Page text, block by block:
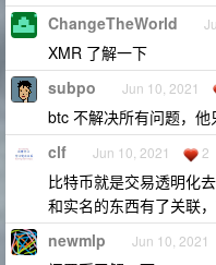
ChangeTheWorld
XMR 了解一下
subpo Jun 10, 2021
btc 不解决所有问题，
clf Jun 10, 2021 2
比特币就是交易透明化
和实名的东西有了关联
newmlp Jun 10, 2021